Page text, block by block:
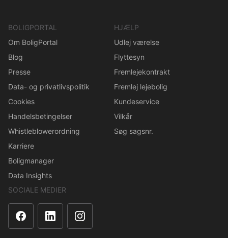
BOLIGPORTAL
Om BoligPortal
Blog
Presse
Data- og privatlivspolitik
Cookies
Handelsbetingelser
Whistleblowerordning
Karriere
Boligmanager
Data Insights
HJÆLP
Udlej værelse
Flyttesyn
Fremlejekontrakt
Fremlej lejebolig
Kundeservice
Vilkår
Søg sagsnr.
SOCIALE MEDIER